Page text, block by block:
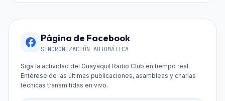
La CQ WW es la mayor competición de
semana de noviembre
Página de Facebook
SINCRONIZACIÓN AUTOMÁTICA
Siga la actividad del Guayaquil Radio Club en tiempo real.
Entérese de las últimas publicaciones, asambleas y charlas
técnicas transmitidas en vivo.